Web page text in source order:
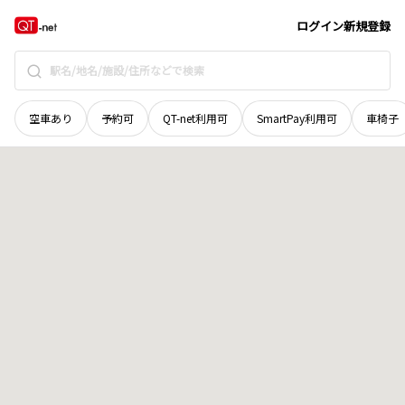
ログイン新規登録
空車あり 予約可 QT-net利用可 SmartPay利用可 車椅子
島根県